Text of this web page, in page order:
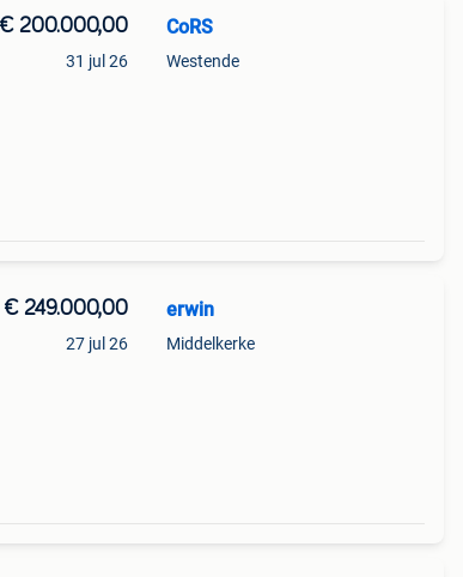
€ 200.000,00
31 jul 26
CoRS
Westende
€ 249.000,00
27 jul 26
erwin
Middelkerke